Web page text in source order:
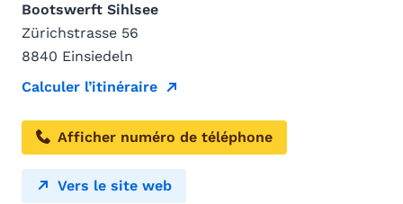
Bootswerft Sihlsee
Zürichstrasse 56
8840 Einsiedeln
Calculer l’itinéraire
Afficher numéro de téléphone
Vers le site web